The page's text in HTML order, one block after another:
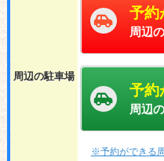
周辺の駐車場
予約
周辺
予約
周辺
※予約ができる